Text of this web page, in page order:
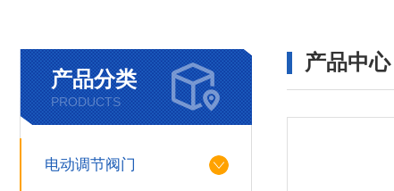
产品分类
PRODUCTS
电动调节阀门
产品中心